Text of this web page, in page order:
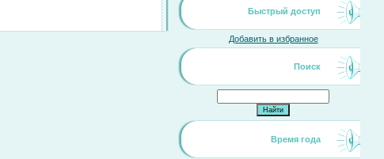
Быстрый доступ
Добавить в избранное
Поиск
Время года